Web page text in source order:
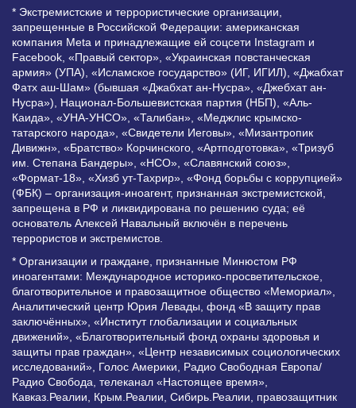
* Экстремистские и террористические организации,
запрещенные в Российской Федерации: американская
компания Meta и принадлежащие ей соцсети Instagram и
Facebook, «Правый сектор», «Украинская повстанческая
армия» (УПА), «Исламское государство» (ИГ, ИГИЛ), «Джабхат
Фатх аш-Шам» (бывшая «Джабхат ан-Нусра», «Джебхат ан-
Нусра»), Национал-Большевистская партия (НБП), «Аль-
Каида», «УНА-УНСО», «Талибан», «Меджлис крымско-
татарского народа», «Свидетели Иеговы», «Мизантропик
Дивижн», «Братство» Корчинского, «Артподготовка», «Тризуб
им. Степана Бандеры», «НСО», «Славянский союз»,
«Формат-18», «Хизб ут-Тахрир», «Фонд борьбы с коррупцией»
(ФБК) – организация-иноагент, признанная экстремистской,
запрещена в РФ и ликвидирована по решению суда; её
основатель Алексей Навальный включён в перечень
террористов и экстремистов.
* Организации и граждане, признанные Минюстом РФ
иноагентами: Международное историко-просветительское,
благотворительное и правозащитное общество «Мемориал»,
Аналитический центр Юрия Левады, фонд «В защиту прав
заключённых», «Институт глобализации и социальных
движений», «Благотворительный фонд охраны здоровья и
защиты прав граждан», «Центр независимых социологических
исследований», Голос Америки, Радио Свободная Европа/
Радио Свобода, телеканал «Настоящее время»,
Кавказ.Реалии, Крым.Реалии, Сибирь.Реалии, правозащитник